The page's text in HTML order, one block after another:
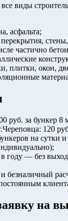
виды
асфальта;
частично
плитки, окон,
руб. за бункер 8
120
на сутки и
в году — без
безналичный
на